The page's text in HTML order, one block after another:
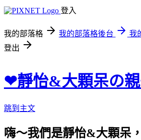
登入
我的部落格 我的部落格後台
我
登出
❤靜怡&大顆呆の
跳到主文
嗨～我們是靜怡&大顆呆